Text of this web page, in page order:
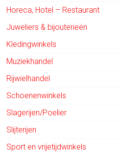
Horeca, Hotel – Restaurant
Juweliers & bijouterieën
Kledingwinkels
Muziekhandel
Rijwielhandel
Schoenenwinkels
Slagerijen/Poelier
Slijterijen
Sport en vrijetijdwinkels